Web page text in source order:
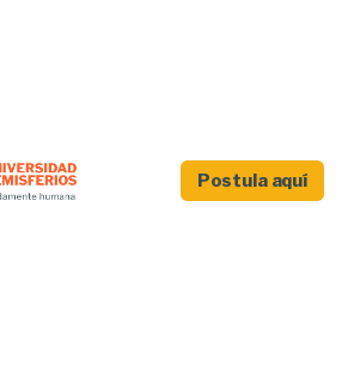
Postula aquí